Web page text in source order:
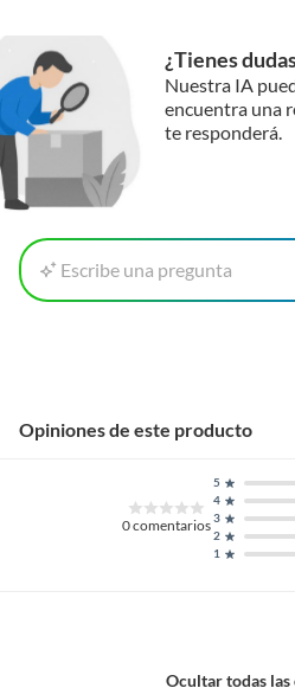
¿Tienes
Nuestra IA
encuentra una
te responderá.
Escribe una pregunta
Opiniones de este producto
0comentarios
1
2
3
4
5
Ocultar todas las